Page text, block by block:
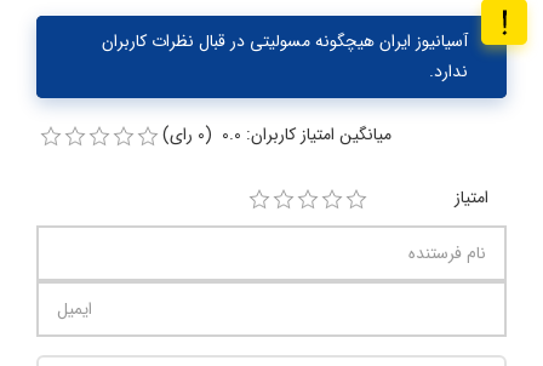
آسیانیوز ایران هیچگونه مسولیتی در قبال نظرات کاربران
ندارد.
میانگین امتیاز کاربران: 0.0 (0 رای)
امتیاز